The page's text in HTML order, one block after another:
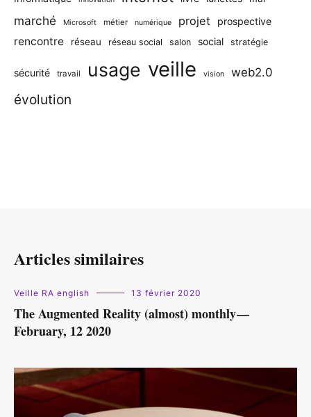
marché Microsoft métier numérique projet prospective
rencontre réseau réseau social salon social stratégie
sécurité travail usage veille vision web2.0
évolution
Articles similaires
Veille RA english 13 février 2020
The Augmented Reality (almost) monthly —
February, 12 2020